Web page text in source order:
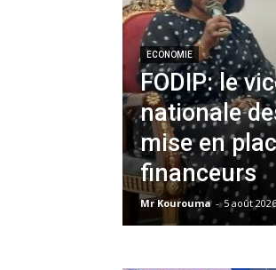
ECONOMIE
FODIP: le
nationale
mise en
financeurs
Mr Kourouma - 5 août 2026